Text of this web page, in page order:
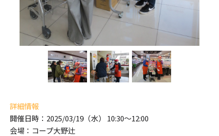
詳細情報
開催日時：2025/03/19（水） 10:30～12:00
会場：コープ大野辻